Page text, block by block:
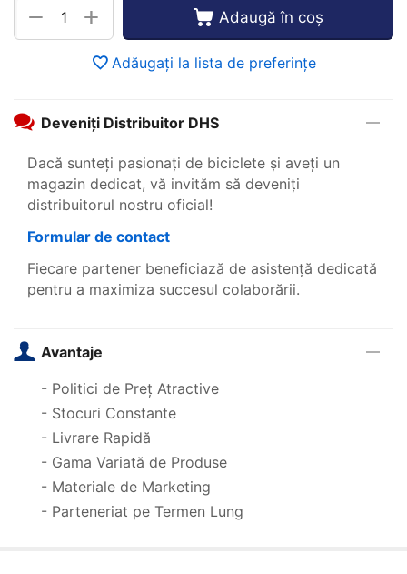
+
− Adaugă în coș
Adăugați la lista de preferințe
Deveniți Distribuitor DHS
Dacă sunteți pasionați de biciclete și aveți un
magazin dedicat, vă invităm să deveniți
distribuitorul nostru oficial!
Formular de contact
Fiecare partener beneficiază de asistență dedicată
pentru a maximiza succesul colaborării.
Avantaje
- Politici de Preț Atractive
- Stocuri Constante
- Livrare Rapidă
- Gama Variată de Produse
- Materiale de Marketing
- Parteneriat pe Termen Lung